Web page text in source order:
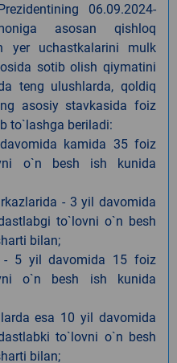
06.09.2024-
asosan qishloq
yer uchastkalarini mulk
sotib olish qiymatini
teng ulushlarda, qoldiq
asosiy stavkasida foiz
to`lashga beriladi:
kamida 35 foiz
o`n besh ish kunida
- 3 yil davomida
to`lovni o`n besh
bilan;
- 5 yil davomida 15 foiz
o`n besh ish kunida
esa 10 yil davomida
to`lovni o`n besh
bilan;